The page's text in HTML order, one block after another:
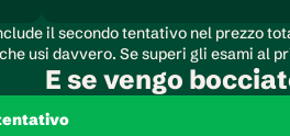
il secondo tentativo nel prezzo
usi davvero. Se superi gli esami al
E se vengo